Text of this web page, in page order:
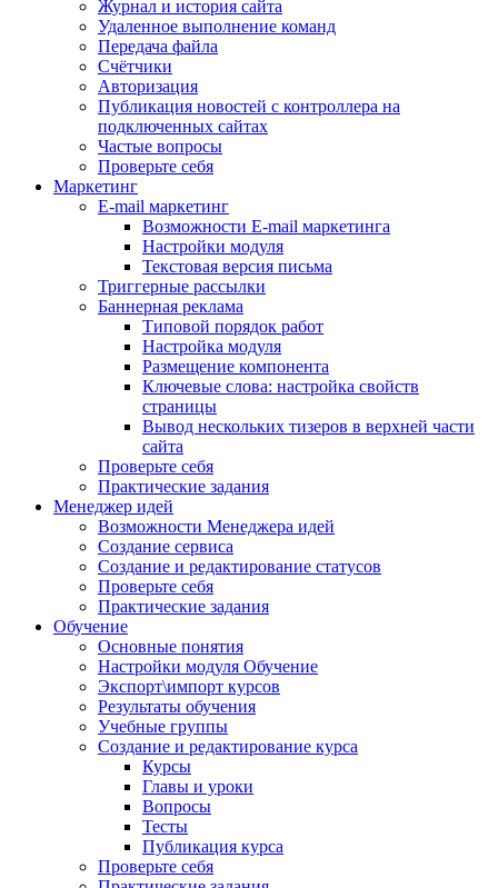
Журнал и история сайта
Удаленное выполнение команд
Передача файла
Счётчики
Авторизация
Публикация новостей с контроллера на
подключенных сайтах
Частые вопросы
Проверьте себя
Маркетинг
E-mail маркетинг
Возможности E-mail маркетинга
Настройки модуля
Текстовая версия письма
Триггерные рассылки
Баннерная реклама
Типовой порядок работ
Настройка модуля
Размещение компонента
Ключевые слова: настройка свойств
страницы
Вывод нескольких тизеров в верхней части
сайта
Проверьте себя
Практические задания
Менеджер идей
Возможности Менеджера идей
Создание сервиса
Создание и редактирование статусов
Проверьте себя
Практические задания
Обучение
Основные понятия
Настройки модуля Обучение
Экспорт\импорт курсов
Результаты обучения
Учебные группы
Создание и редактирование курса
Курсы
Главы и уроки
Вопросы
Тесты
Публикация курса
Проверьте себя